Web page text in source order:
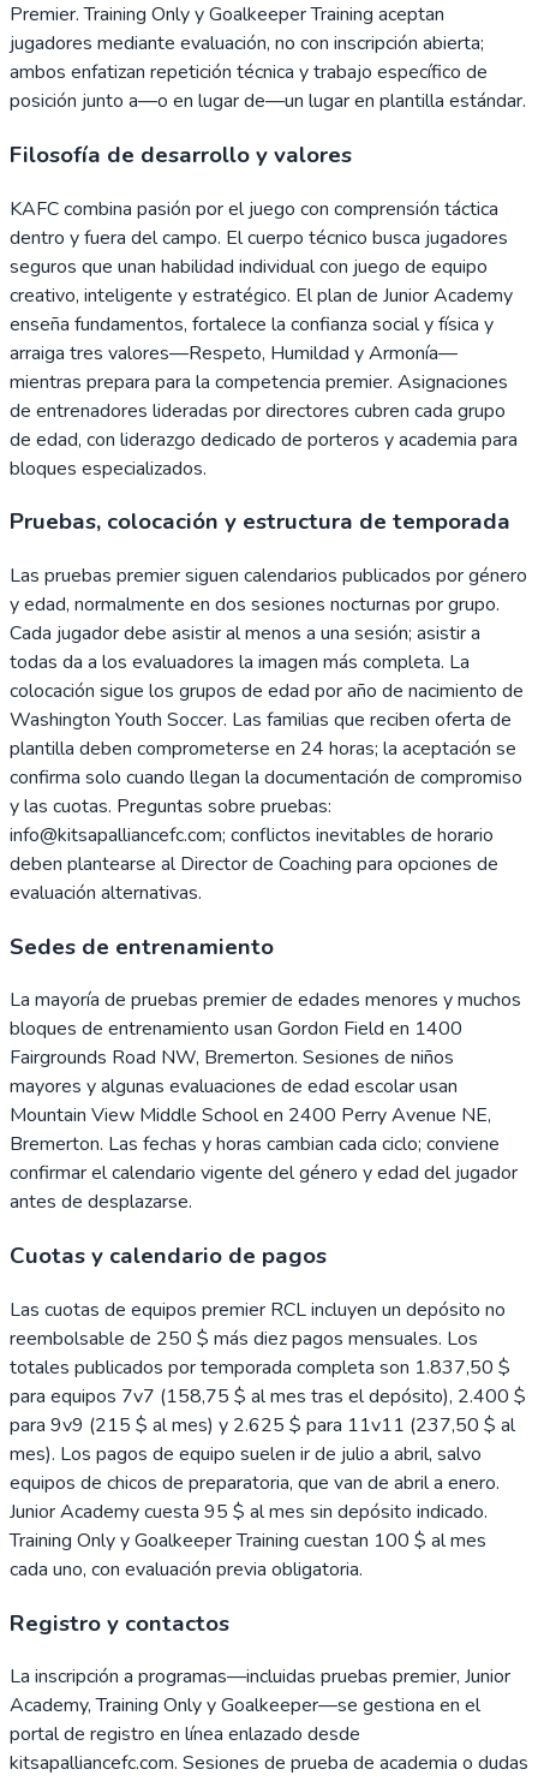
Premier. Training Only y Goalkeeper Training aceptan
jugadores mediante evaluación, no con inscripción abierta;
ambos enfatizan repetición técnica y trabajo específico de
posición junto a—o en lugar de—un lugar en plantilla estándar.
Filosofía de desarrollo y valores
KAFC combina pasión por el juego con comprensión táctica
dentro y fuera del campo. El cuerpo técnico busca jugadores
seguros que unan habilidad individual con juego de equipo
creativo, inteligente y estratégico. El plan de Junior Academy
enseña fundamentos, fortalece la confianza social y física y
arraiga tres valores—Respeto, Humildad y Armonía—
mientras prepara para la competencia premier. Asignaciones
de entrenadores lideradas por directores cubren cada grupo
de edad, con liderazgo dedicado de porteros y academia para
bloques especializados.
Pruebas, colocación y estructura de temporada
Las pruebas premier siguen calendarios publicados por género
y edad, normalmente en dos sesiones nocturnas por grupo.
Cada jugador debe asistir al menos a una sesión; asistir a
todas da a los evaluadores la imagen más completa. La
colocación sigue los grupos de edad por año de nacimiento de
Washington Youth Soccer. Las familias que reciben oferta de
plantilla deben comprometerse en 24 horas; la aceptación se
confirma solo cuando llegan la documentación de compromiso
y las cuotas. Preguntas sobre pruebas:
info@kitsapalliancefc.com; conflictos inevitables de horario
deben plantearse al Director de Coaching para opciones de
evaluación alternativas.
Sedes de entrenamiento
La mayoría de pruebas premier de edades menores y muchos
bloques de entrenamiento usan Gordon Field en 1400
Fairgrounds Road NW, Bremerton. Sesiones de niños
mayores y algunas evaluaciones de edad escolar usan
Mountain View Middle School en 2400 Perry Avenue NE,
Bremerton. Las fechas y horas cambian cada ciclo; conviene
confirmar el calendario vigente del género y edad del jugador
antes de desplazarse.
Cuotas y calendario de pagos
Las cuotas de equipos premier RCL incluyen un depósito no
reembolsable de 250 $ más diez pagos mensuales. Los
totales publicados por temporada completa son 1.837,50 $
para equipos 7v7 (158,75 $ al mes tras el depósito), 2.400 $
para 9v9 (215 $ al mes) y 2.625 $ para 11v11 (237,50 $ al
mes). Los pagos de equipo suelen ir de julio a abril, salvo
equipos de chicos de preparatoria, que van de abril a enero.
Junior Academy cuesta 95 $ al mes sin depósito indicado.
Training Only y Goalkeeper Training cuestan 100 $ al mes
cada uno, con evaluación previa obligatoria.
Registro y contactos
La inscripción a programas—incluidas pruebas premier, Junior
Academy, Training Only y Goalkeeper—se gestiona en el
portal de registro en línea enlazado desde
kitsapalliancefc.com. Sesiones de prueba de academia o dudas